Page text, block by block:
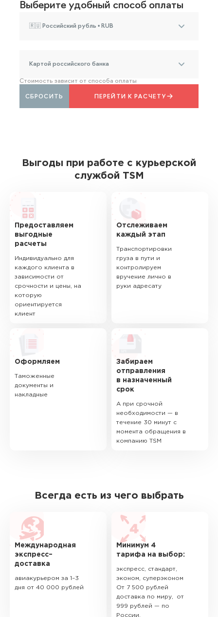
Выберите удобный способ оплаты
🇷🇺 Российский рубль • RUB
Картой российского банка
Стоимость зависит от способа оплаты
ПЕРЕЙТИ К РАСЧЕТУ
СБРОСИТЬ
Выгоды при работе с курьерской
службой TSM
Предоставляем
выгодные
расчеты
Индивидуально для
каждого клиента в
зависимости от
срочности и цены, на
которую
ориентируется
клиент
Отслеживаем
каждый этап
Транспортировки
груза в пути и
контролируем
вручение лично в
руки адресату
Оформляем
Таможенные
документы и
накладные
Забираем
отправления
в назначенный
срок
А при срочной
необходимости — в
течение 30 минут с
момента обращения в
компанию TSM
Всегда есть из чего выбрать
Международная
экспресс–
доставка
авиакурьером за 1–3
дня от 40 000 рублей
Минимум 4
тарифа на выбор:
экспресс, стандарт,
эконом, суперэконом
От 7 500 рублей
доставка по миру, от
999 рублей — по
России.